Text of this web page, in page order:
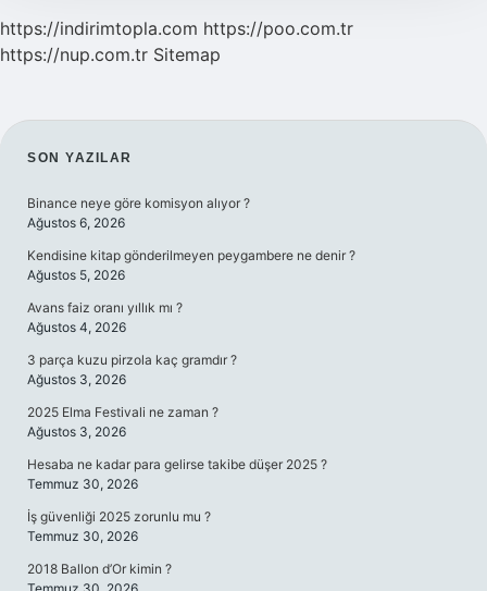
https://indirimtopla.com https://poo.com.tr
https://nup.com.tr Sitemap
SIDEBAR
SON YAZILAR
Binance neye göre komisyon alıyor ?
Ağustos 6, 2026
Kendisine kitap gönderilmeyen peygambere ne denir ?
Ağustos 5, 2026
Avans faiz oranı yıllık mı ?
Ağustos 4, 2026
3 parça kuzu pirzola kaç gramdır ?
Ağustos 3, 2026
2025 Elma Festivali ne zaman ?
Ağustos 3, 2026
Hesaba ne kadar para gelirse takibe düşer 2025 ?
Temmuz 30, 2026
İş güvenliği 2025 zorunlu mu ?
Temmuz 30, 2026
2018 Ballon d’Or kimin ?